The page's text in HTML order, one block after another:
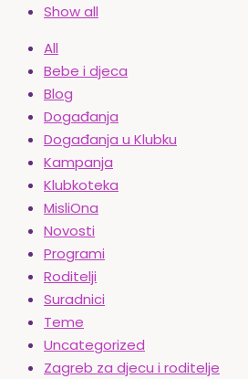
Show all
All
Bebe i djeca
Blog
Događanja
Događanja u Klubku
Kampanja
Klubkoteka
MisliOna
Novosti
Programi
Roditelji
Suradnici
Teme
Uncategorized
Zagreb za djecu i roditelje